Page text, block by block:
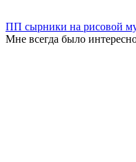
ПП сырники на рисовой
Мне всегда было